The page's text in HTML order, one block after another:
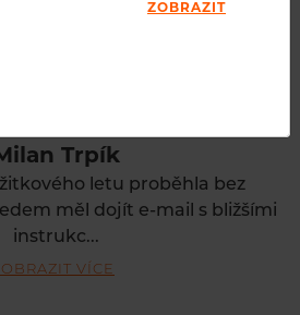
ZOBRAZIT
Trpík
letu proběhla bez
měl dojít e-mail s bližšími
instrukc...
VÍCE